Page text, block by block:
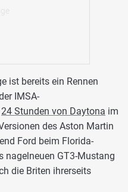
ist bereits ein Rennen
IMSA-
24 Stunden von Daytona im
des Aston Martin
Ford beim Florida-
nagelneuen GT3-Mustang
die Briten ihrerseits